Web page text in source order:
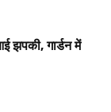
झपकी, गार्डन में